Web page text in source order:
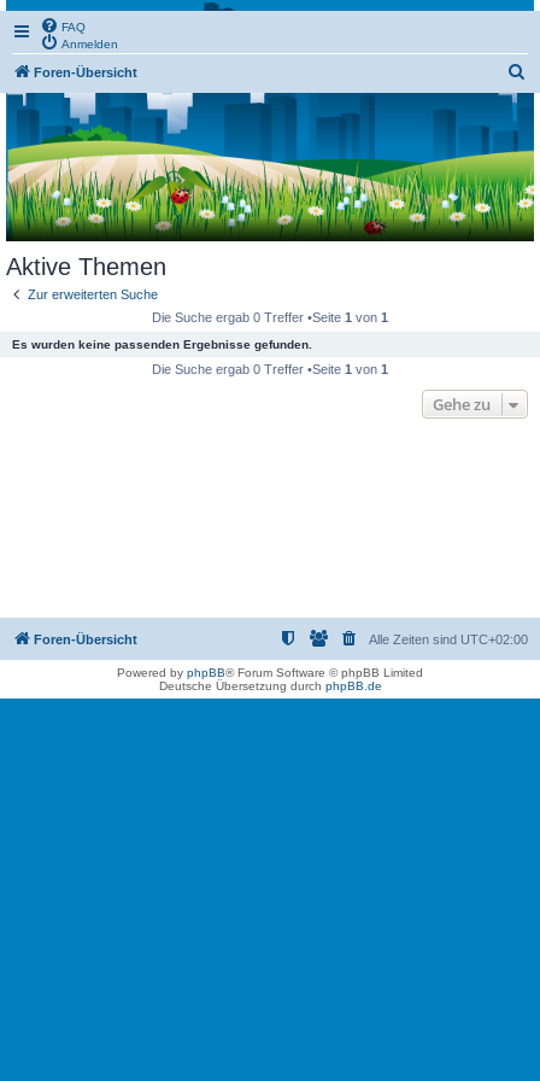
FAQ
Anmelden
Foren-Übersicht
h
e
Aktive Themen
Zur erweiterten Suche
Die Suche ergab 0 Treffer •Seite 1 von 1
Es wurden keine passenden Ergebnisse gefunden.
Die Suche ergab 0 Treffer •Seite 1 von 1
Gehe zu
Foren-Übersicht Alle Zeiten sind UTC+02:00
Powered by phpBB® Forum Software © phpBB Limited
Deutsche Übersetzung durch phpBB.de